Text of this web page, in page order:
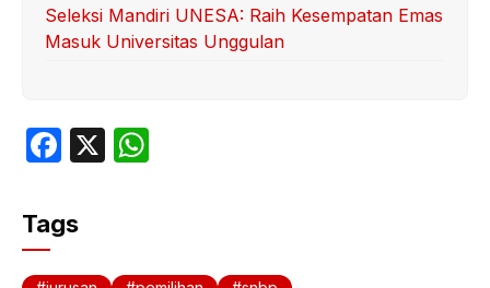
Seleksi Mandiri UNESA: Raih Kesempatan Emas
Masuk Universitas Unggulan
F
c
e
X
Tags